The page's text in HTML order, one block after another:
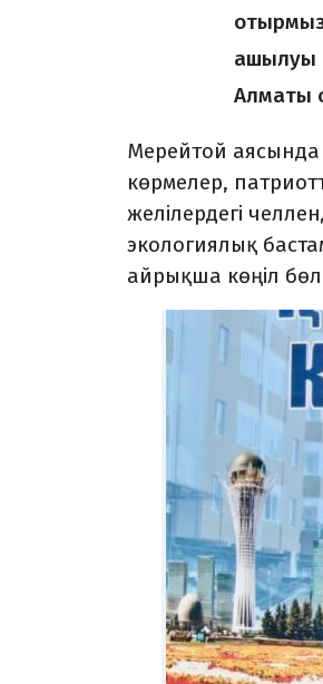
ашы­луы
Алматы
Мерейтой аясында
көрмелер,
желілердегі
экологиялық
айрықша көңіл